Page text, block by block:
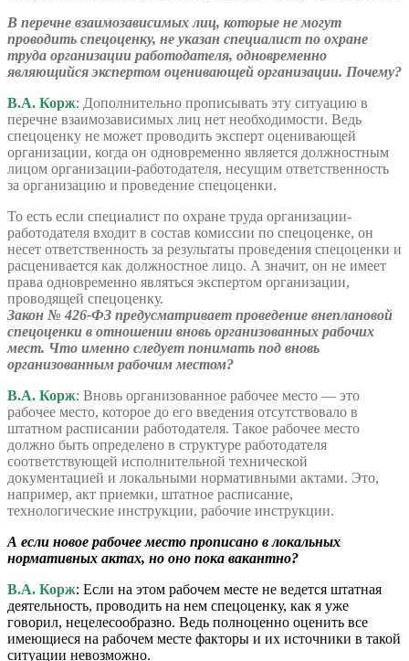
В перечне взаимозависимых лиц, которые не могут
проводить спецоценку, не указан специалист по охране
труда организации работодателя, одновременно
являющийся экспертом оценивающей организации. Почему?
В.А. Корж: Дополнительно прописывать эту ситуацию в
перечне взаимозависимых лиц нет необходимости. Ведь
спецоценку не может проводить эксперт оценивающей
организации, когда он одновременно является должностным
лицом организации-работодателя, несущим ответственность
за организацию и проведение спецоценки.
То есть если специалист по охране труда организации-
работодателя входит в состав комиссии по спецоценке, он
несет ответственность за результаты проведения спецоценки и
расценивается как должностное лицо. А значит, он не имеет
права одновременно являться экспертом организации,
проводящей спецоценку.
Закон № 426-ФЗ предусматривает проведение внеплановой
спецоценки в отношении вновь организованных рабочих
мест. Что именно следует понимать под вновь
организованным рабочим местом?
В.А. Корж: Вновь организованное рабочее место — это
рабочее место, которое до его введения отсутствовало в
штатном расписании работодателя. Такое рабочее место
должно быть определено в структуре работодателя
соответствующей исполнительной технической
документацией и локальными нормативными актами. Это,
например, акт приемки, штатное расписание,
технологические инструкции, рабочие инструкции.
А если новое рабочее место прописано в локальных
нормативных актах, но оно пока вакантно?
В.А. Корж: Если на этом рабочем месте не ведется штатная
деятельность, проводить на нем спецоценку, как я уже
говорил, нецелесообразно. Ведь полноценно оценить все
имеющиеся на рабочем месте факторы и их источники в такой
ситуации невозможно.